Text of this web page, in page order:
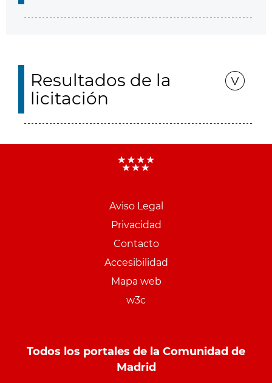
Resultados de la
licitación
Aviso Legal
Privacidad
Contacto
Accesibilidad
Mapa web
w3c
Todos los portales de la Comunidad de
Madrid